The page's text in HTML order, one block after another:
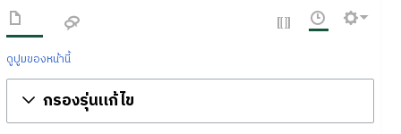
ดูปูมของหน้านี้
กรองรุ่นแก้ไข